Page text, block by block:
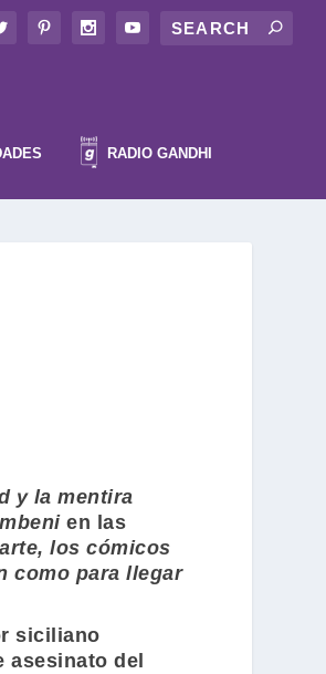
RADIO GANDHI
y la mentira
en las
los cómicos
como para llegar
siciliano
del